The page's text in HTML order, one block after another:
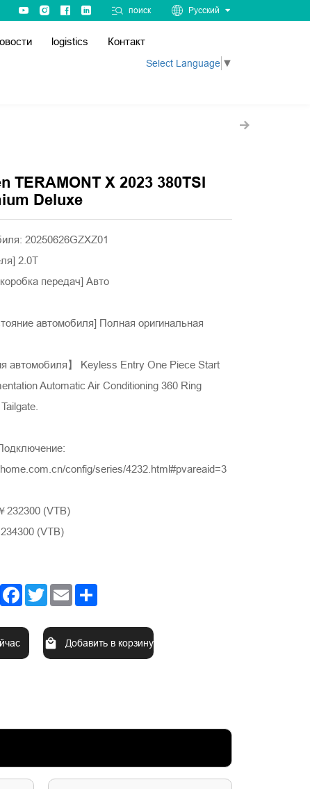
поиск Русский
logistics Контакт
Select Language ▼
TERAMONT X 2023 380TSI
Deluxe
20250626GZXZ01
2.0T
передач] Авто
автомобиля] Полная оригинальная
автомобиля】 Keyless Entry One Piece Start
Automatic Air Conditioning 360 Ring
config/series/4232.html#pvareaid=3
232300 (VTB)
(VTB)
Facebook
TwitterEmail
Добавить в корзину